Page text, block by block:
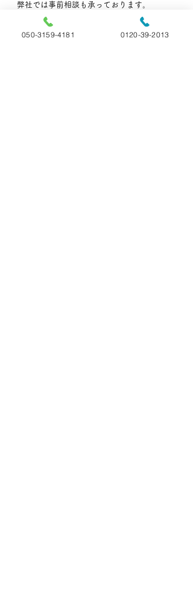
弊社では事前相談も承っております。
わからないこと・聞いておきたいこと等ござ
いましたら、お気軽にいつでもお電話下さ
い。
050-3159-4181 0120-39-2013